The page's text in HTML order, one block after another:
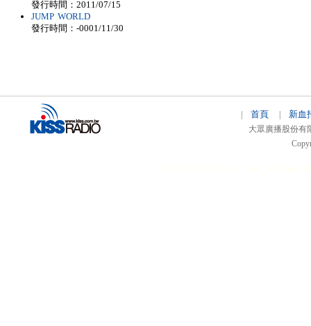
發行時間：2011/07/15
JUMP WORLD
發行時間：-0001/11/30
首頁 新血
大眾廣播股份有